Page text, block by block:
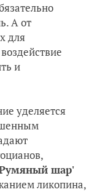
А от
для
и
уделяется
шар'
ликопина,